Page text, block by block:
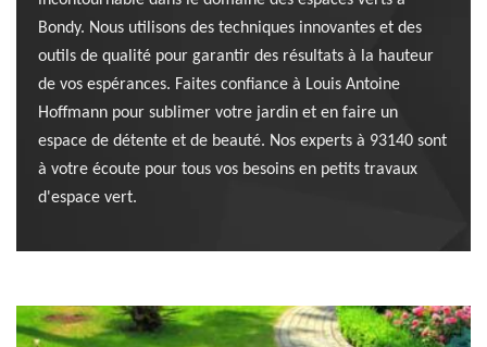
Bondy. Nous utilisons des techniques innovantes et des
outils de qualité pour garantir des résultats à la hauteur
de vos espérances. Faites confiance à Louis Antoine
Hoffmann pour sublimer votre jardin et en faire un
espace de détente et de beauté. Nos experts à 93140 sont
à votre écoute pour tous vos besoins en petits travaux
d'espace vert.